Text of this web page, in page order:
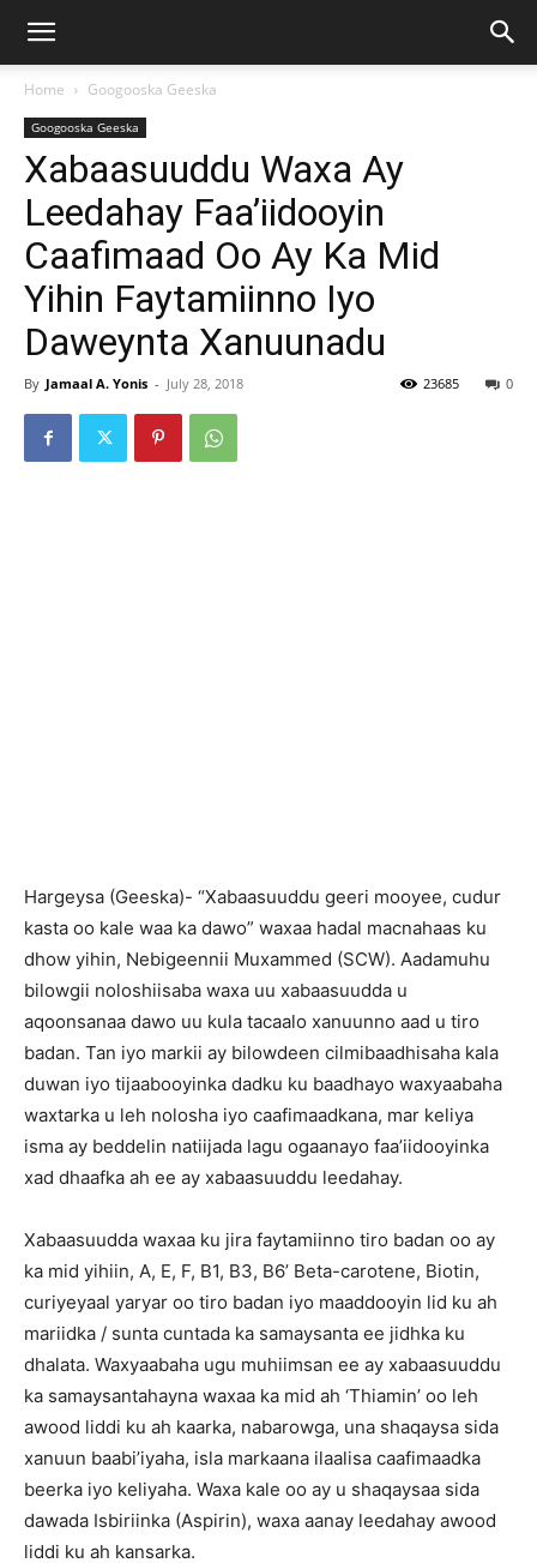
Home Googooska Geeska
Googooska Geeska
Xabaasuuddu Waxa Ay
Leedahay Faa’iidooyin
Caafimaad Oo Ay Ka Mid
Yihin Faytamiinno Iyo
Daweynta Xanuunadu
By Jamaal A. Yonis - July 28, 2018 0
23685
Hargeysa (Geeska)- “Xabaasuuddu geeri mooyee, cudur
kasta oo kale waa ka dawo” waxaa hadal macnahaas ku
dhow yihin, Nebigeennii Muxammed (SCW). Aadamuhu
bilowgii noloshiisaba waxa uu xabaasuudda u
aqoonsanaa dawo uu kula tacaalo xanuunno aad u tiro
badan. Tan iyo markii ay bilowdeen cilmibaadhisaha kala
duwan iyo tijaabooyinka dadku ku baadhayo waxyaabaha
waxtarka u leh nolosha iyo caafimaadkana, mar keliya
isma ay beddelin natiijada lagu ogaanayo faa’iidooyinka
xad dhaafka ah ee ay xabaasuuddu leedahay.
Xabaasuudda waxaa ku jira faytamiinno tiro badan oo ay
ka mid yihiin, A, E, F, B1, B3, B6’ Beta-carotene, Biotin,
curiyeyaal yaryar oo tiro badan iyo maaddooyin lid ku ah
mariidka / sunta cuntada ka samaysanta ee jidhka ku
dhalata. Waxyaabaha ugu muhiimsan ee ay xabaasuuddu
ka samaysantahayna waxaa ka mid ah ‘Thiamin’ oo leh
awood liddi ku ah kaarka, nabarowga, una shaqaysa sida
xanuun baabi’iyaha, isla markaana ilaalisa caafimaadka
beerka iyo keliyaha. Waxa kale oo ay u shaqaysaa sida
dawada Isbiriinka (Aspirin), waxa aanay leedahay awood
liddi ku ah kansarka.